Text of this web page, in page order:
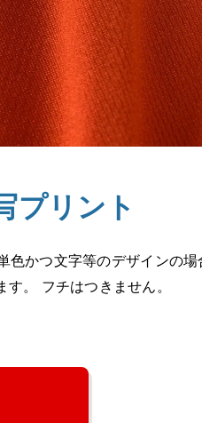
プリント
かつ文字等のデザインの
。 フチはつきません。